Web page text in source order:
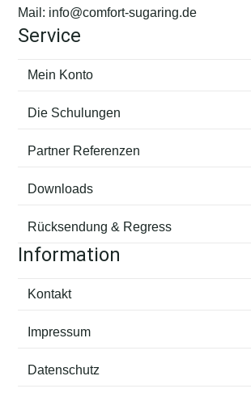
Mail: info@comfort-sugaring.de
Service
Mein Konto
Die Schulungen
Partner Referenzen
Downloads
Rücksendung & Regress
Information
Kontakt
Impressum
Datenschutz